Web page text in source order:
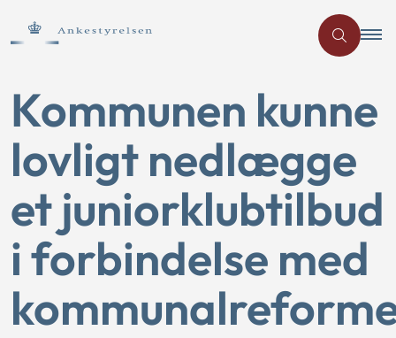
Kommunen kunne
lovligt nedlægge
et juniorklubtilbud
i forbindelse med